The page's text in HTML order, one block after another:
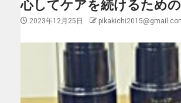
心してケアを続けるため
2023年12月25日